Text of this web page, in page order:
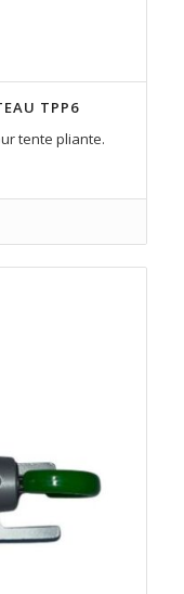
TPP6
tente pliante.